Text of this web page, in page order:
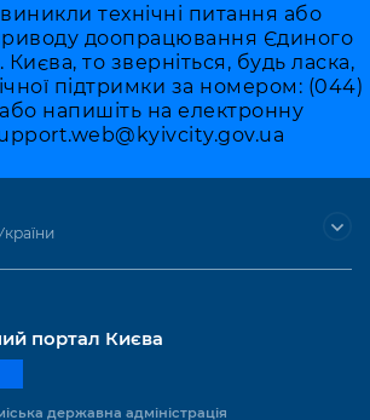
технічні питання або
доопрацювання Єдиного
то зверніться, будь ласка,
підтримки за номером: (044)
напишіть на електронну
портал Києва
державна адміністрація